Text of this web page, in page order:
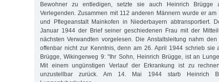
Bewohner zu entledigen, setzte sie auch Heinrich
Verlegenden. Zusammen mit 112 anderen Män­nern wurde er
und Pflegeanstalt Mainkofen in Niederbayern abtransportiert.
Januar 1944 der Brief seiner geschiedenen Frau mit der
nächsten Verwandten vorgelesen. Die Anstaltsleitung nahm
offenbar nicht zur Kenntnis, denn am 26. April 1944 schrieb sie
Brügge, Wikingerweg 9: "Ihr Sohn, Heinrich Brügge, ist an
Mit einem ungünstigen Verlauf der Erkrankung ist zu
unzustellbar zurück. Am 14. Mai 1944 starb Heinrich